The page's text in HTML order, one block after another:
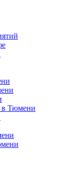
в Тюмени